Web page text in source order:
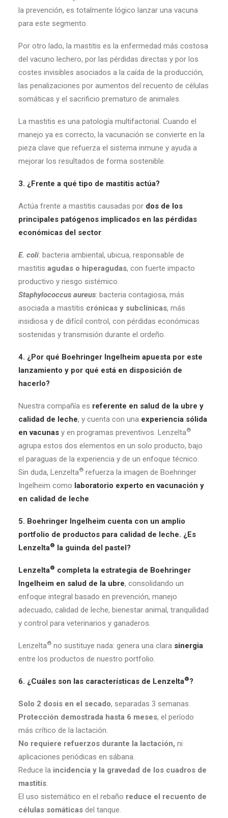
la prevención, es totalmente lógico lanzar una vacuna
para este segmento.
Por otro lado, la mastitis es la enfermedad más costosa
del vacuno lechero, por las pérdidas directas y por los
costes invisibles asociados a la caída de la producción,
las penalizaciones por aumentos del recuento de células
somáticas y el sacrificio prematuro de animales.
La mastitis es una patología multifactorial. Cuando el
manejo ya es correcto, la vacunación se convierte en la
pieza clave que refuerza el sistema inmune y ayuda a
mejorar los resultados de forma sostenible.
3. ¿Frente a qué tipo de mastitis actúa?
Actúa frente a mastitis causadas por dos de los
principales patógenos implicados en las pérdidas
económicas del sector:
E. coli: bacteria ambiental, ubicua, responsable de
mastitis agudas o hiperagudas, con fuerte impacto
productivo y riesgo sistémico.
Staphylococcus aureus: bacteria contagiosa, más
asociada a mastitis crónicas y subclínicas, más
insidiosa y de difícil control, con pérdidas económicas
sostenidas y transmisión durante el ordeño.
4. ¿Por qué Boehringer Ingelheim apuesta por este
lanzamiento y por qué está en disposición de
hacerlo?
Nuestra compañía es referente en salud de la ubre y
calidad de leche, y cuenta con una experiencia sólida
en vacunas y en programas preventivos. Lenzelta®
agrupa estos dos elementos en un solo producto, bajo
el paraguas de la experiencia y de un enfoque técnico.
Sin duda, Lenzelta® refuerza la imagen de Boehringer
Ingelheim como laboratorio experto en vacunación y
en calidad de leche.
5. Boehringer Ingelheim cuenta con un amplio
portfolio de productos para calidad de leche. ¿Es
Lenzelta® la guinda del pastel?
Lenzelta® completa la estrategia de Boehringer
Ingelheim en salud de la ubre, consolidando un
enfoque integral basado en prevención, manejo
adecuado, calidad de leche, bienestar animal, tranquilidad
y control para veterinarios y ganaderos.
Lenzelta® no sustituye nada: genera una clara sinergia
entre los productos de nuestro portfolio.
6. ¿Cuáles son las características de Lenzelta®?
Solo 2 dosis en el secado, separadas 3 semanas.
Protección demostrada hasta 6 meses, el período
más crítico de la lactación.
No requiere refuerzos durante la lactación, ni
aplicaciones periódicas en sábana.
Reduce la incidencia y la gravedad de los cuadros de
mastitis.
El uso sistemático en el rebaño reduce el recuento de
células somáticas del tanque.